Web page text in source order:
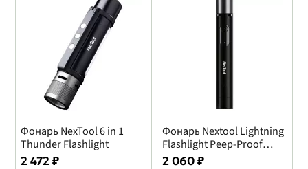
Фонарь NexTool 6 in 1
Thunder Flashlight
2 472 ₽
Фонарь Nextool Lightning
Flashlight Peep-Proof
Version
2 060 ₽